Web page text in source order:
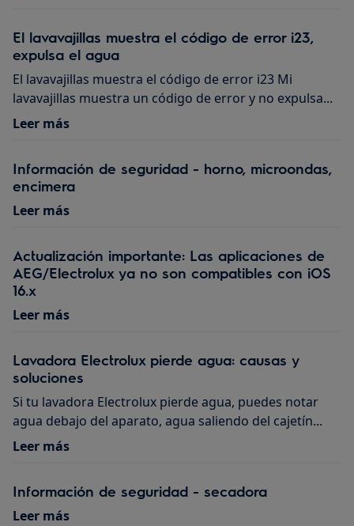
El lavavajillas muestra el código de error i23,
expulsa el agua
El lavavajillas muestra el código de error i23 Mi
lavavajillas muestra un código de error y no expulsa...
Leer más
Información de seguridad - horno, microondas,
encimera
Leer más
Actualización importante: Las aplicaciones de
AEG/Electrolux ya no son compatibles con iOS
16.x
Leer más
Lavadora Electrolux pierde agua: causas y
soluciones
Si tu lavadora Electrolux pierde agua, puedes notar
agua debajo del aparato, agua saliendo del cajetín...
Leer más
Información de seguridad - secadora
Leer más